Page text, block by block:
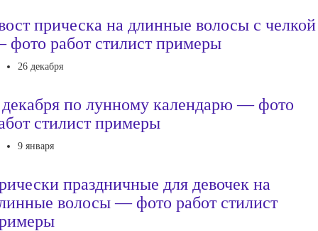
прическа на длинные волосы с челкой
работ стилист примеры
26 декабря
по лунному календарю — фото
стилист примеры
9 января
праздничные для девочек на
волосы — фото работ стилист